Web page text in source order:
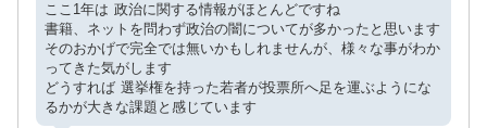
ここ1年は 政治に関する情報がほとんどですね
書籍、ネットを問わず政治の闇についてが多かったと思います
そのおかげで完全では無いかもしれませんが、様々な事がわか
ってきた気がします
どうすれば 選挙権を持った若者が投票所へ足を運ぶようにな
るかが大きな課題と感じています